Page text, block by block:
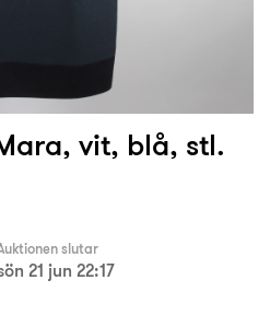
vit, blå, stl.
slutar
21 jun 22:17